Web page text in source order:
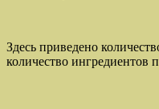
Здесь приведено
количество ингредиентов